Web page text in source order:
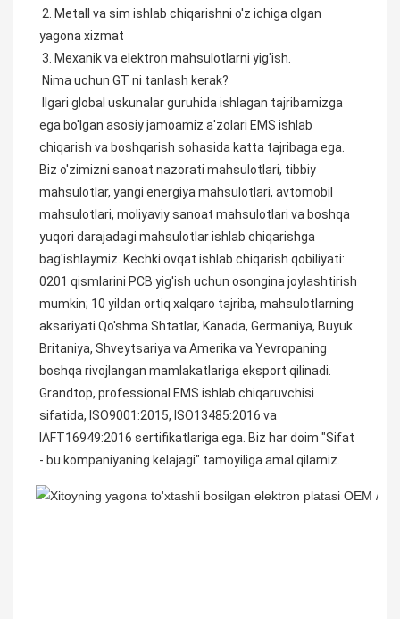
2. Metall va sim ishlab chiqarishni o'z ichiga olgan
yagona xizmat
3. Mexanik va elektron mahsulotlarni yig'ish.
Nima uchun GT ni tanlash kerak?
Ilgari global uskunalar guruhida ishlagan tajribamizga
ega bo'lgan asosiy jamoamiz a'zolari EMS ishlab
chiqarish va boshqarish sohasida katta tajribaga ega.
Biz o'zimizni sanoat nazorati mahsulotlari, tibbiy
mahsulotlar, yangi energiya mahsulotlari, avtomobil
mahsulotlari, moliyaviy sanoat mahsulotlari va boshqa
yuqori darajadagi mahsulotlar ishlab chiqarishga
bag'ishlaymiz. Kechki ovqat ishlab chiqarish qobiliyati:
0201 qismlarini PCB yig'ish uchun osongina joylashtirish
mumkin; 10 yildan ortiq xalqaro tajriba, mahsulotlarning
aksariyati Qo'shma Shtatlar, Kanada, Germaniya, Buyuk
Britaniya, Shveytsariya va Amerika va Yevropaning
boshqa rivojlangan mamlakatlariga eksport qilinadi.
Grandtop, professional EMS ishlab chiqaruvchisi
sifatida, ISO9001:2015, ISO13485:2016 va
IAFT16949:2016 sertifikatlariga ega. Biz har doim "Sifat
- bu kompaniyaning kelajagi" tamoyiliga amal qilamiz.